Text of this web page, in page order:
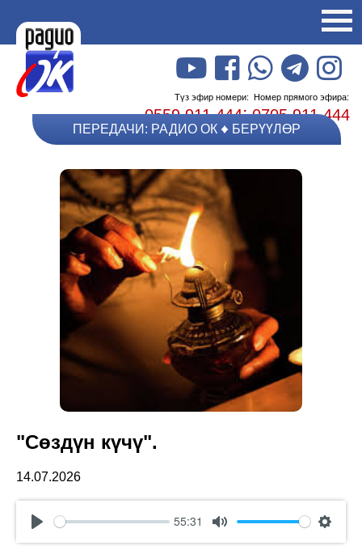
Түз эфир номери: Номер прямого эфира:
0559 911 444;0705 911 444
ПЕРЕДАЧИ: РАДИО ОК БЕРҮҮЛӨР
"Сөздүн күчү".
14.07.2026
Play
55:31
Mute